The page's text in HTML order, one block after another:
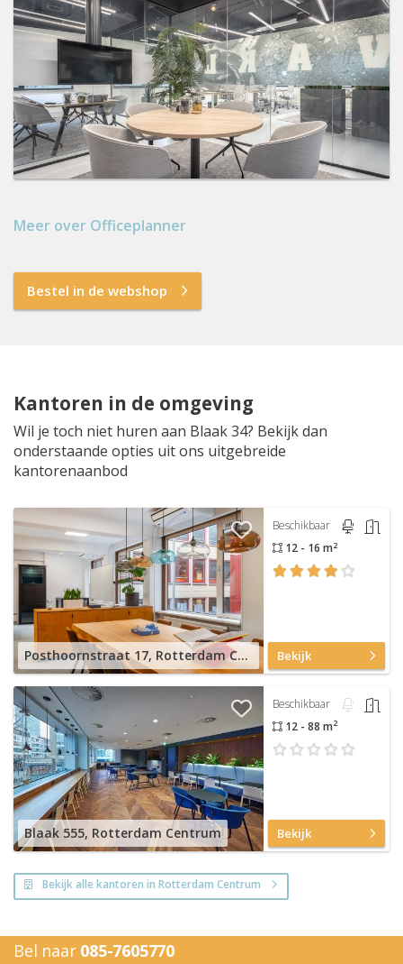
Meer over Officeplanner
Bestel in de webshop
Kantoren in de omgeving
Wil je toch niet huren aan Blaak 34? Bekijk dan
onderstaande opties uit ons uitgebreide
kantorenaanbod
Posthoornstraat 17, Rotterdam Centrum
Beschikbaar
12 - 16 m2
Bekijk
Blaak 555, Rotterdam Centrum
Beschikbaar
12 - 88 m2
Bekijk
Bekijk alle kantoren in Rotterdam Centrum
Bel naar 085-7605770